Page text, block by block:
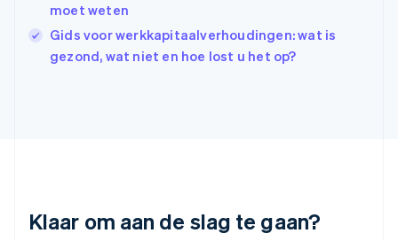
moet weten
Gids voor werkkapitaalverhoudingen: wat is
gezond, wat niet en hoe lost u het op?
Klaar om aan de slag te gaan?
India
English
Italië
Litouwen